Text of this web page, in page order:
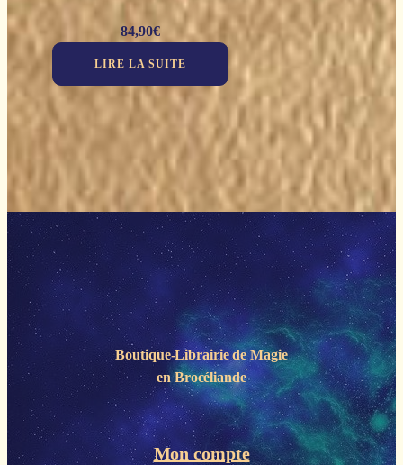
84,90€
LIRE LA SUITE
Boutique-Librairie deMagie
en Brocéliande
Mon compte